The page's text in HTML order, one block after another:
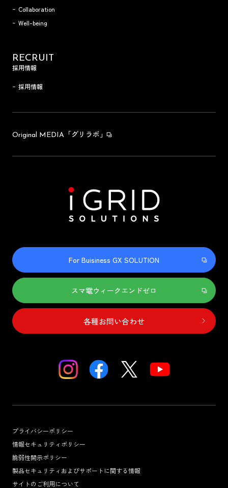
Collaboration
Well-being
RECRUIT
採用情報
採用情報
Original MEDIA 「グリラボ」
For Buisiness GX SOLUTION
スマ電ウィークエンドゼロ
各種お問い合わせ
プライバシーポリシー
情報セキュリティポリシー
脆弱性開示ポリシー
製品セキュリティおよびサポートに関する情報
サイトのご利用について